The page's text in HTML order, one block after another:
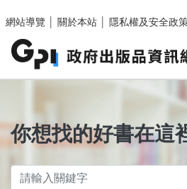
網站導覽
關於本站 隱私權及安全政
你想找的好書在這